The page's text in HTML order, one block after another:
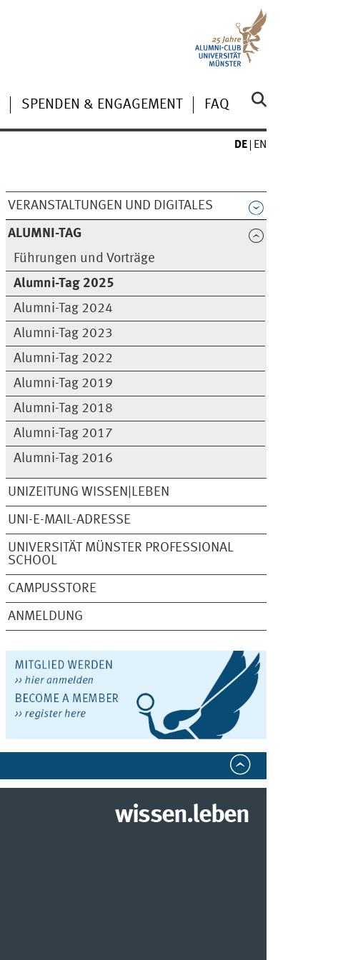
SPENDEN & ENGAGEMENT FAQ
DE EN
VERANSTALTUNGEN UND DIGITALES
ALUMNI-TAG
Führungen und Vorträge
Alumni-Tag 2025
Alumni-Tag 2024
Alumni-Tag 2023
Alumni-Tag 2022
Alumni-Tag 2019
Alumni-Tag 2018
Alumni-Tag 2017
Alumni-Tag 2016
UNIZEITUNG WISSEN|LEBEN
UNI-E-MAIL-ADRESSE
UNIVERSITÄT MÜNSTER PROFESSIONAL
SCHOOL
CAMPUSSTORE
ANMELDUNG
wissen.leben